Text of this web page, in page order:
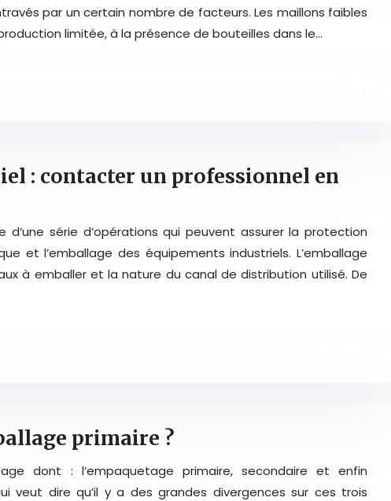
par un certain nombre de facteurs. Les maillons faibles
limitée, à la présence de bouteilles dans le…
: contacter un professionnel en
d’une série d’opérations qui peuvent assurer la protection
et l’emballage des équipements industriels. L’emballage
à emballer et la nature du canal de distribution utilisé. De
primaire ?
dont : l’empaquetage primaire, secondaire et enfin
veut dire qu’il y a des grandes divergences sur ces trois